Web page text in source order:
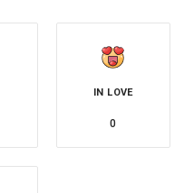
IN LOVE
0